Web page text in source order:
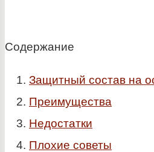
Содержание
Защитный состав на
Преимущества
Недостатки
Плохие советы